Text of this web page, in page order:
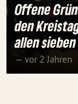
Offene
den
allen
— vor 2 Jahren